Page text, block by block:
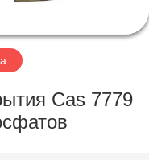
Cas 7779